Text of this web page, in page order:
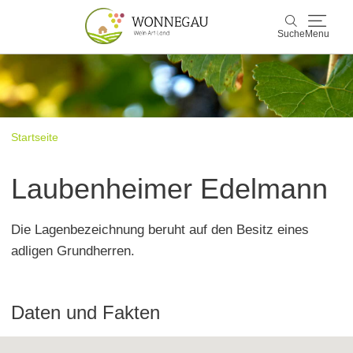
Suche Menu
Suche
Wonnegau
Buchen & Service
Startseite
Laubenheimer Edelmann
Die Lagenbezeichnung beruht auf den Besitz eines
adligen Grundherren.
Daten und Fakten